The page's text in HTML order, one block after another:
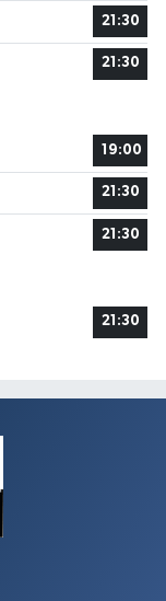
21:30
21:30
19:00
21:30
21:30
21:30